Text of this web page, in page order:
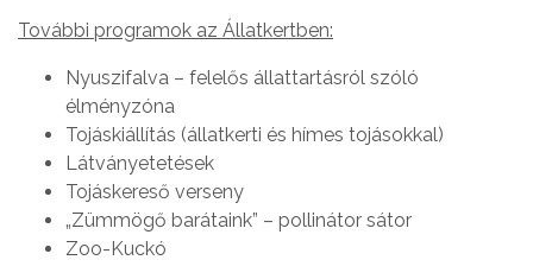
További programok az Állatkertben:
Nyuszifalva – felelős állattartásról szóló
élményzóna
Tojáskiállítás (állatkerti és hímes tojásokkal)
Látványetetések
Tojáskereső verseny
„Zümmögő barátaink” – pollinátor sátor
Zoo-Kuckó